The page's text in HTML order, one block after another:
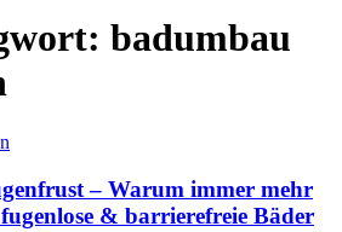
badumbau
– Warum immer mehr
& barrierefreie Bäder